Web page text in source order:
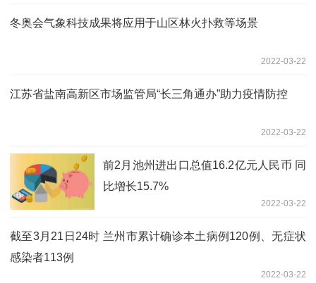
冬奥会气象科技成果将应用于山区林火扑救等场景
2022-03-22
江苏省盐南高新区市场监管局“长三角通办”助力疫情防控
2022-03-22
前2月池州进出口总值16.2亿元人民币 同
比增长15.7%
2022-03-22
截至3月21日24时 兰州市累计确诊本土病例120例、无症状
感染者113例
2022-03-22